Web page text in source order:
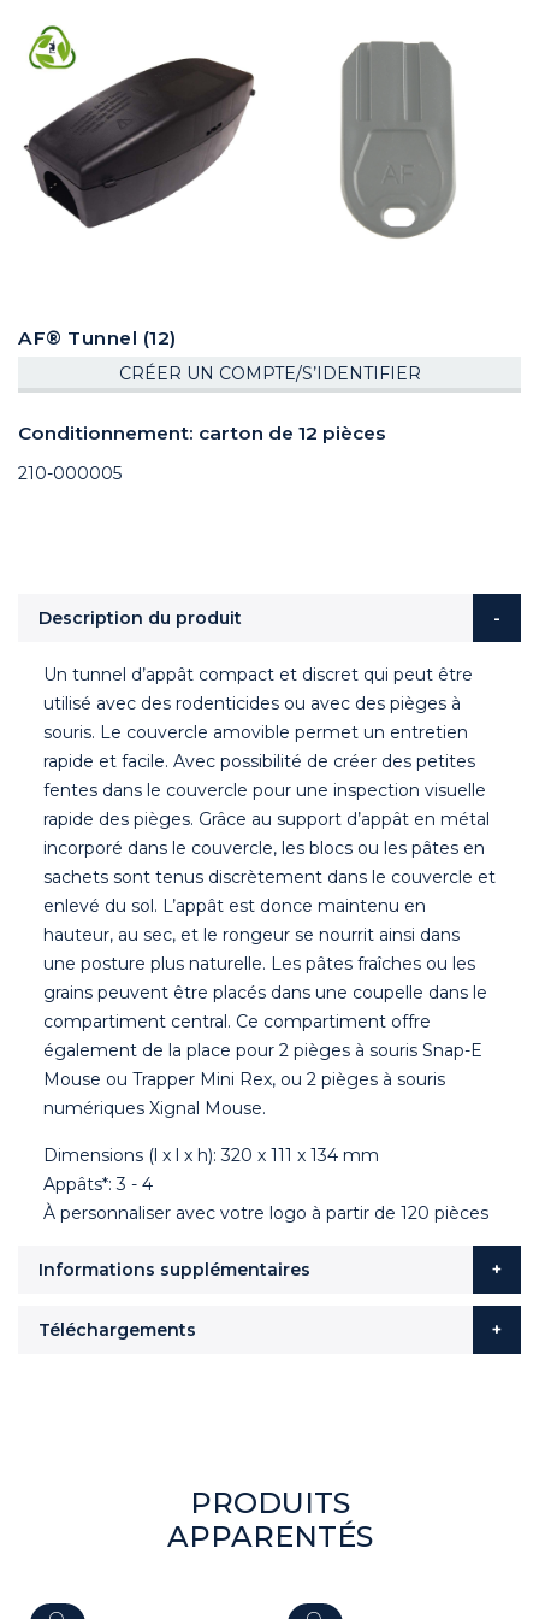
AF® Tunnel (12)
CRÉER UN COMPTE/S’IDENTIFIER
Conditionnement: carton de 12 pièces
210-000005
Description du produit
Un tunnel d’appât compact et discret qui peut être
utilisé avec des rodenticides ou avec des pièges à
souris. Le couvercle amovible permet un entretien
rapide et facile. Avec possibilité de créer des petites
fentes dans le couvercle pour une inspection visuelle
rapide des pièges. Grâce au support d’appât en métal
incorporé dans le couvercle, les blocs ou les pâtes en
sachets sont tenus discrètement dans le couvercle et
enlevé du sol. L’appât est donce maintenu en
hauteur, au sec, et le rongeur se nourrit ainsi dans
une posture plus naturelle. Les pâtes fraîches ou les
grains peuvent être placés dans une coupelle dans le
compartiment central. Ce compartiment offre
également de la place pour 2 pièges à souris Snap-E
Mouse ou Trapper Mini Rex, ou 2 pièges à souris
numériques Xignal Mouse.
Dimensions (l x l x h): 320 x 111 x 134 mm
Appâts*: 3 - 4
À personnaliser avec votre logo à partir de 120 pièces
Informations supplémentaires
Téléchargements
PRODUITS
APPARENTÉS